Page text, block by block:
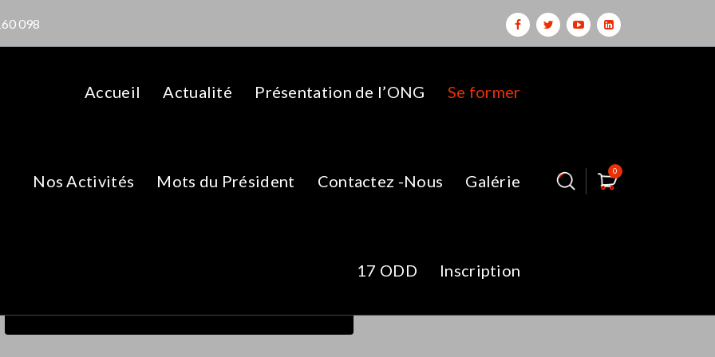
098
Accueil Actualité Présentation de l’ONG Se former
Nos Activités Mots du Président Contactez -Nous Galérie
17 ODD Inscription
0